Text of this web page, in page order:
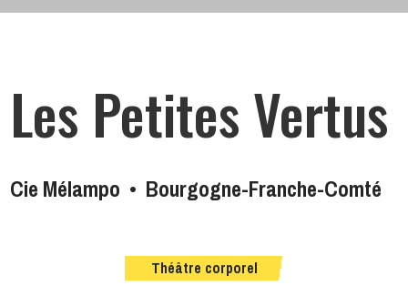
Les Petites Vertus
Cie Mélampo • Bourgogne-Franche-Comté
Théâtre corporel